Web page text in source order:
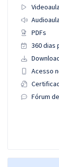
PDFs
360 dias
Acesso
Fórum